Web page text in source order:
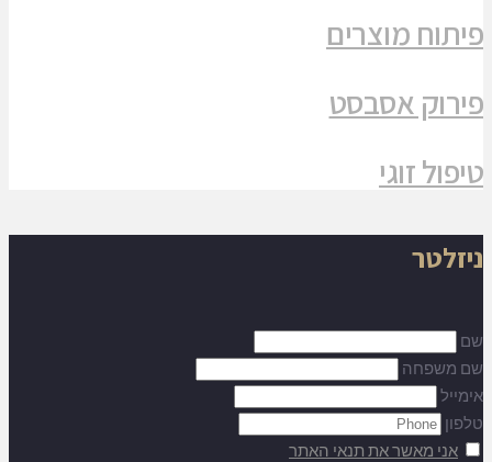
פיתוח מוצרים
פירוק אסבסט
טיפול זוגי
ניזלטר
שם
שם משפחה
אימייל
טלפון
אני מאשר את תנאי האתר